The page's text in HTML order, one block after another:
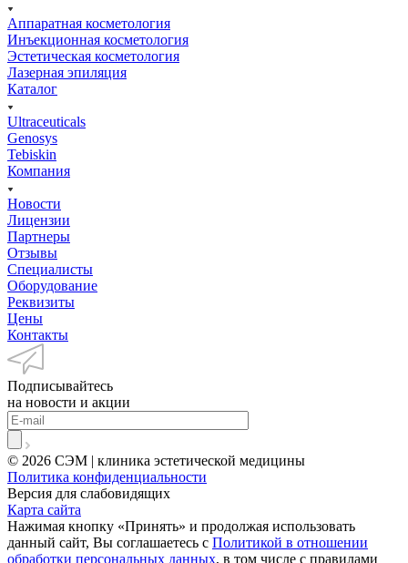
Аппаратная косметология
Инъекционная косметология
Эстетическая косметология
Лазерная эпиляция
Каталог
Ultraceuticals
Genosys
Tebiskin
Компания
Новости
Лицензии
Партнеры
Отзывы
Специалисты
Оборудование
Реквизиты
Цены
Контакты
Подписывайтесь
на новости и акции
© 2026 СЭМ | клиника эстетической медицины
Политика конфиденциальности
Версия для слабовидящих
Карта сайта
Нажимая кнопку «Принять» и продолжая использовать
данный сайт, Вы соглашаетесь с Политикой в отношении
обработки персональных данных, в том числе с правилами